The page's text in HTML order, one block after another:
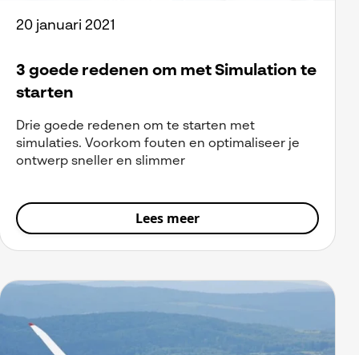
20 januari 2021
3 goede redenen om met Simulation te
starten
Drie goede redenen om te starten met
simulaties. Voorkom fouten en optimaliseer je
ontwerp sneller en slimmer
Lees meer